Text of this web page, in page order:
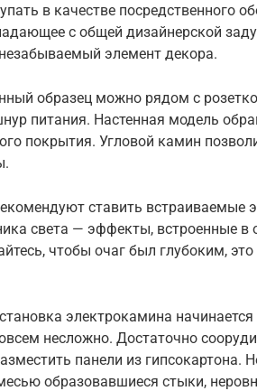
в качестве посредственного
с общей дизайнерской
элемент декора.
образец можно рядом с
питания. Настенная модель
покрытия. Угловой камин
ставить встраиваемые
света — эффекты, встроенные в
чтобы очаг был глубоким,
электрокамина
несложно. Достаточно
панели из гипсокартона.
образовавшиеся стыки,